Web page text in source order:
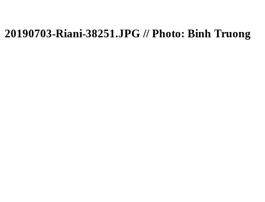
20190703-Riani-38251.JPG // Photo: Binh Truong